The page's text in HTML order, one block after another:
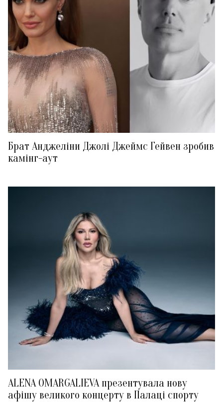
Брат Анджеліни Джолі Джеймс Гейвен зробив
камінг-аут
ALENA OMARGALIEVA презентувала нову
афішу великого концерту в Палаці спорту